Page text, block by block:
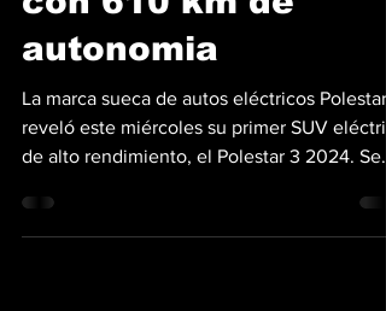
eléctrico Polestar 3
con 610 km de
autonomia
La marca sueca de autos eléctricos Polestar
reveló este miércoles su primer SUV